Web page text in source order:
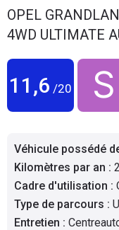
Guide
d'achat
Utilitaires
Flottes
Auto
Services
OPEL
4WD ULTIMATE
11,6 /20
Véhicule possédé
Kilomètres par an :
Cadre d'utilisation :
Type de parcours :
Entretien :